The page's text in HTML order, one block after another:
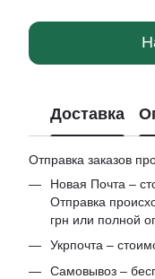
Доставка
Отправка заказов
Новая Почта –
Отправка
грн или полной
Укрпочта –
Самовывоз –